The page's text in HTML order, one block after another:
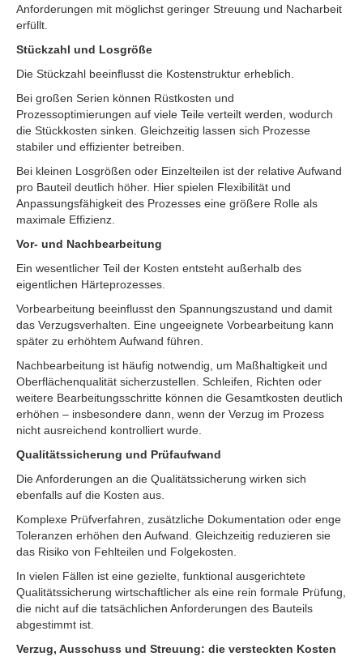
Anforderungen mit möglichst geringer Streuung und Nacharbeit
erfüllt.
Stückzahl und Losgröße
Die Stückzahl beeinflusst die Kostenstruktur erheblich.
Bei großen Serien können Rüstkosten und
Prozessoptimierungen auf viele Teile verteilt werden, wodurch
die Stückkosten sinken. Gleichzeitig lassen sich Prozesse
stabiler und effizienter betreiben.
Bei kleinen Losgrößen oder Einzelteilen ist der relative Aufwand
pro Bauteil deutlich höher. Hier spielen Flexibilität und
Anpassungsfähigkeit des Prozesses eine größere Rolle als
maximale Effizienz.
Vor- und Nachbearbeitung
Ein wesentlicher Teil der Kosten entsteht außerhalb des
eigentlichen Härteprozesses.
Vorbearbeitung beeinflusst den Spannungszustand und damit
das Verzugsverhalten. Eine ungeeignete Vorbearbeitung kann
später zu erhöhtem Aufwand führen.
Nachbearbeitung ist häufig notwendig, um Maßhaltigkeit und
Oberflächenqualität sicherzustellen. Schleifen, Richten oder
weitere Bearbeitungsschritte können die Gesamtkosten deutlich
erhöhen – insbesondere dann, wenn der Verzug im Prozess
nicht ausreichend kontrolliert wurde.
Qualitätssicherung und Prüfaufwand
Die Anforderungen an die Qualitätssicherung wirken sich
ebenfalls auf die Kosten aus.
Komplexe Prüfverfahren, zusätzliche Dokumentation oder enge
Toleranzen erhöhen den Aufwand. Gleichzeitig reduzieren sie
das Risiko von Fehlteilen und Folgekosten.
In vielen Fällen ist eine gezielte, funktional ausgerichtete
Qualitätssicherung wirtschaftlicher als eine rein formale Prüfung,
die nicht auf die tatsächlichen Anforderungen des Bauteils
abgestimmt ist.
Verzug, Ausschuss und Streuung: die versteckten Kosten